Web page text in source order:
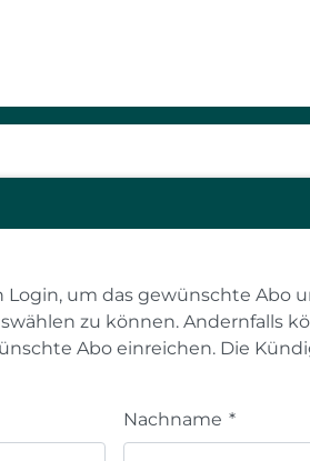
um das gewünschte Abo
zu können. Andernfalls
Abo einreichen. Die
Nachname *